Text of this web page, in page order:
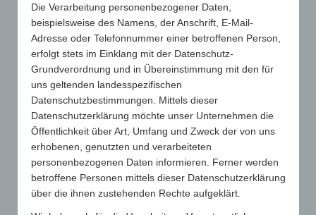
KOMMENTARE
Hinterlasse einen Kommentar
An der Diskussion beteiligen?
Hinterlasse uns deinen Kommentar!
Du musst angemeldet
sein, um einen Kommentar
abzugeben.
Die Verarbeitung personenbezogener Daten,
beispielsweise des Namens, der Anschrift, E-Mail-
Adresse oder Telefonnummer einer betroffenen Person,
erfolgt stets im Einklang mit der Datenschutz-
Grundverordnung und in Übereinstimmung mit den für
uns geltenden landesspezifischen
Datenschutzbestimmungen. Mittels dieser
Datenschutzerklärung möchte unser Unternehmen die
Öffentlichkeit über Art, Umfang und Zweck der von uns
erhobenen, genutzten und verarbeiteten
personenbezogenen Daten informieren. Ferner werden
betroffene Personen mittels dieser Datenschutzerklärung
über die ihnen zustehenden Rechte aufgeklärt.